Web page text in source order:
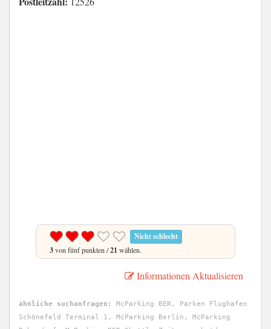
Nicht schlecht
3von fünf punkten /21 wählen.
Informationen Aktualisieren
ähnliche suchanfragen:
McParking BER, Parken Flughafen
Schönefeld Terminal 1, McParking Berlin, McParking